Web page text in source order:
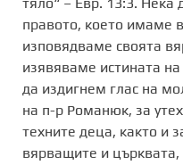
правото, което имаме
изповядваме своята
изявяваме истината
да издигнем глас на
на п-р Романюк, за
техните деца, както и
вярващите и църквата,